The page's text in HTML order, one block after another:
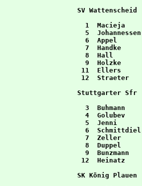
SV
1  Macieja
5
6  Appel
7  Handke
8  Hall
9  Holzke
11  Ellers
12  Straeter
Stuttgarter
3  Buhmann
4  Golubev
5  Jenni
6
7  Zeller
8  Duppel
9  Bunzmann
12  Heinatz
SK König